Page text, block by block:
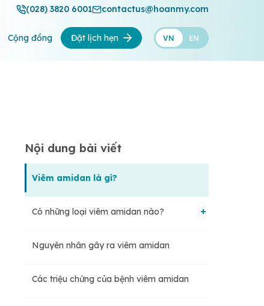
(028) 3820 6001 contactus@hoanmy.com
Cộng đồng Đặt lịch hẹn VN EN
Nội dung bài viết
Viêm amidan là gì?
Có những loại viêm amidan nào?
Viêm amidan cấp tính
Nguyên nhân gây ra viêm amidan
Các triệu chứng của bệnh viêm amidan